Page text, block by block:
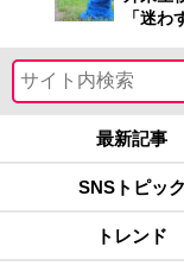
「迷わ
最新記事
SNSトピック
トレンド